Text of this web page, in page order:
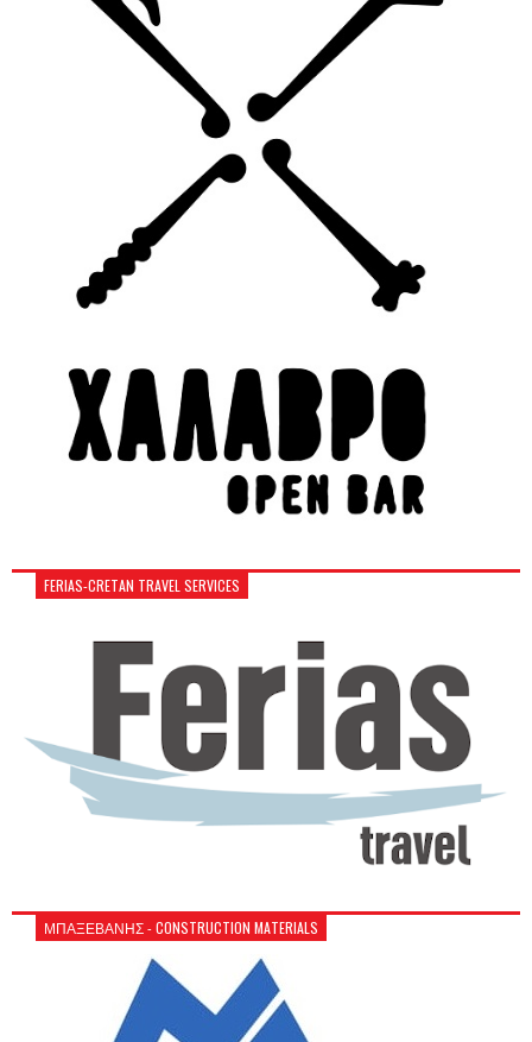
FERIAS-CRETAN TRAVEL SERVICES
ΜΠΑΞΕΒΑΝΗΣ - CONSTRUCTION MATERIALS